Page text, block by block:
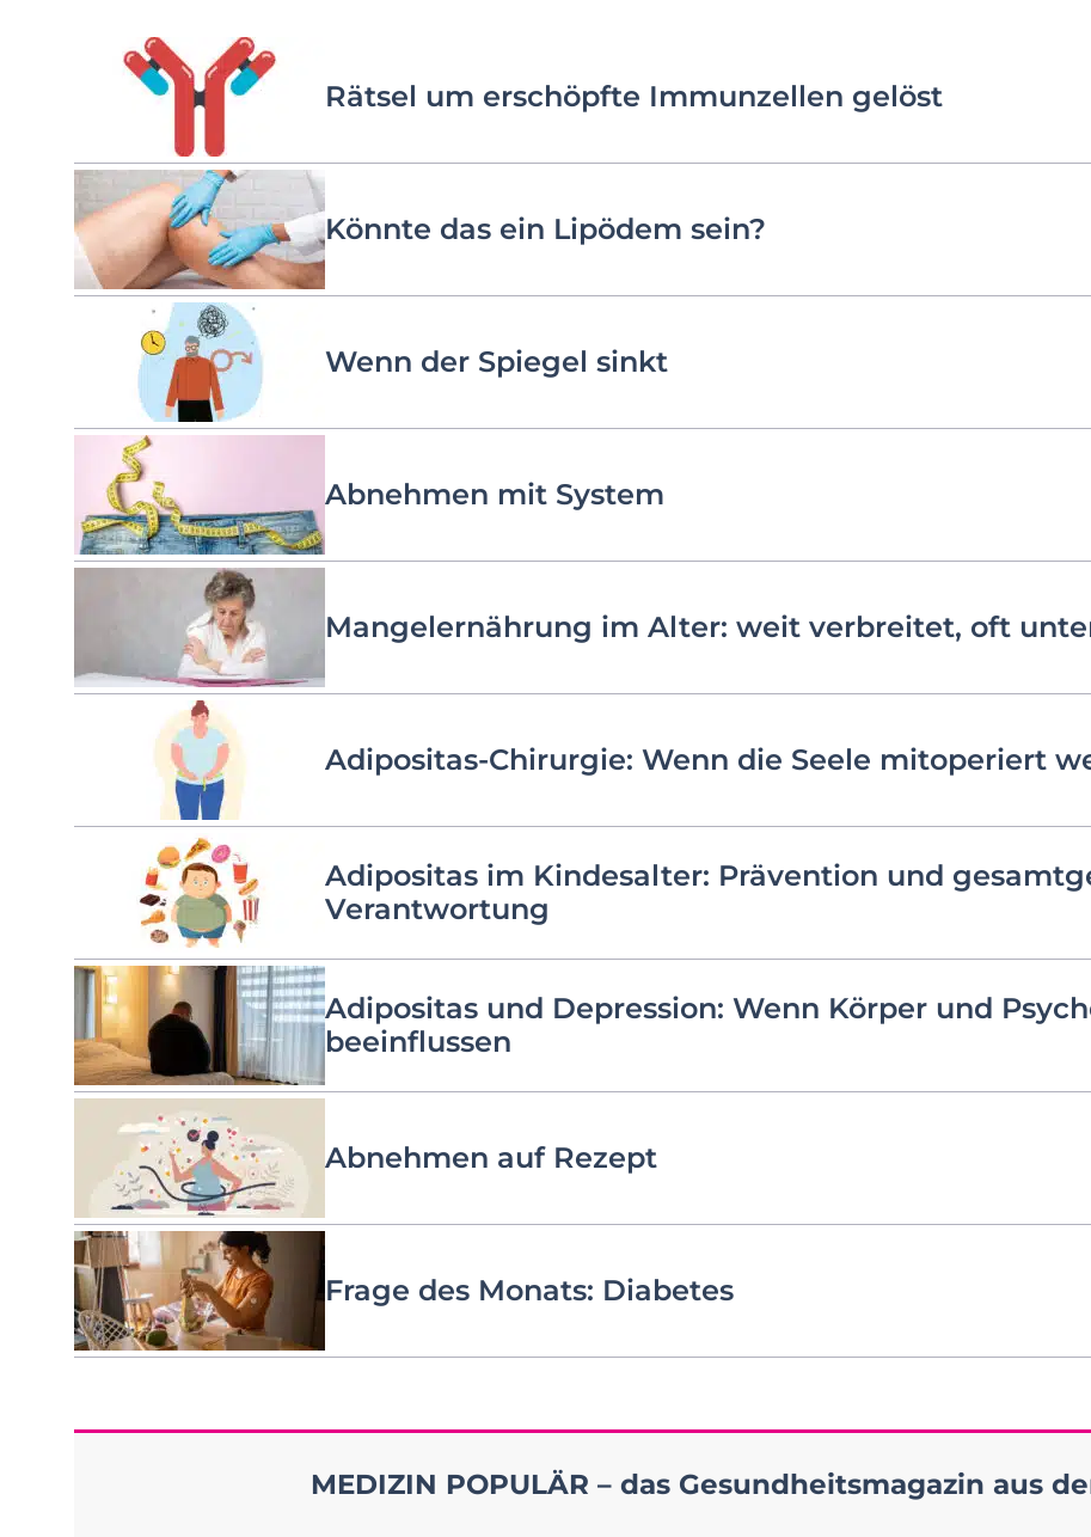
Rätsel um erschöpfte Immunzellen gelöst
Könnte das ein Lipödem sein?
Wenn der Spiegel sinkt
Abnehmen mit System
Mangelernährung im Alter: weit verbreitet, oft
Adipositas-Chirurgie: Wenn die Seele mitoperiert
Adipositas im Kindesalter: Prävention und
Verantwortung
Adipositas und Depression: Wenn Körper und
beeinflussen
Abnehmen auf Rezept
Frage des Monats: Diabetes
MEDIZIN POPULÄR – das Gesundheitsmagazin aus